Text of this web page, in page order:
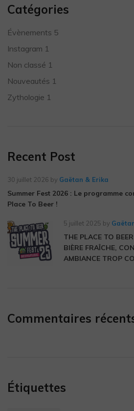
Catégories
Évènements 5
Instagram 1
Non classé 1
Nouveautés 1
Zythologie 1
Recent Post
30 juillet 2026 by Gaëtan & Erika
Summer Fest 2026 : Le programme
Place To Beer !
5 juillet 2025 by
THE PLACE TO
BIÈRE FRAÎCHE,
AMBIANCE TROP
Commentaires
Étiquettes